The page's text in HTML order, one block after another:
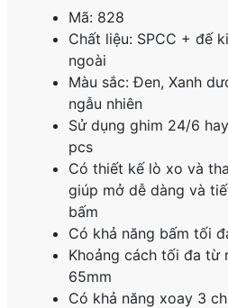
Mã: 828
Chất liệu: SPCC + đế
ngoài
Màu sắc: Đen, Xanh
ngẫu nhiên
Sử dụng ghim 24/6
pcs
Có thiết kế lò xo và
giúp mở dễ dàng và
bấm
Có khả năng bấm tối
Khoảng cách tối đa từ
65mm
Có khả năng xoay 3